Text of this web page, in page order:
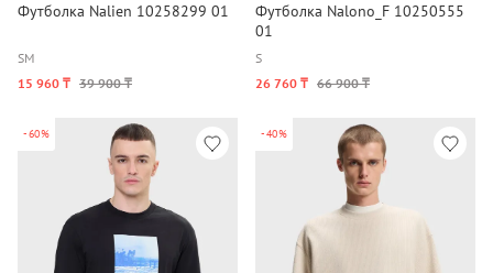
Футболка Nalien 10258299 01
SM
15 960 ₸ 39 900 ₸
Футболка Nalono_F 10250555
01
S
26 760 ₸ 66 900 ₸
-60% -40%